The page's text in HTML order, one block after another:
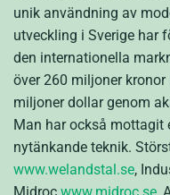
unik användning av
utveckling i Sverige har
den internationella
över 260 miljoner
miljoner dollar genom
Man har också mottagit
nytänkande teknik.
www.welandstal.se,
Midroc www.midroc.se ,